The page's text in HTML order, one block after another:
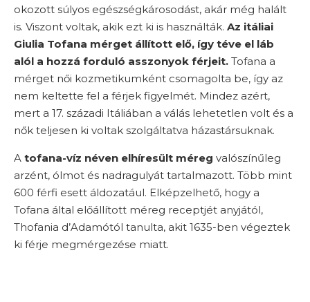
okozott súlyos egészségkárosodást, akár még halált
is. Viszont voltak, akik ezt ki is használták. Az itáliai
Giulia Tofana mérget állított elő, így téve el láb
alól a hozzá forduló asszonyok férjeit. Tofana a
mérget női kozmetikumként csomagolta be, így az
nem keltette fel a férjek figyelmét. Mindez azért,
mert a 17. századi Itáliában a válás lehetetlen volt és a
nők teljesen ki voltak szolgáltatva házastársuknak.
A tofana-víz néven elhíresült méreg valószínűleg
arzént, ólmot és nadragulyát tartalmazott. Több mint
600 férfi esett áldozatául. Elképzelhető, hogy a
Tofana által előállított méreg receptjét anyjától,
Thofania d’Adamótól tanulta, akit 1635-ben végeztek
ki férje megmérgezése miatt.